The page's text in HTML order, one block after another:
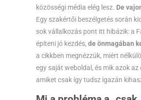
közösségi média elég lesz. De
Egy szakértői beszélgetés során
sok vállalkozás pont itt hibázik: a
építeni jó kezdés, de önmagában
a cikkben megnézzük, miért
egy saját weboldal, és mik azok az
amiket csak így tudsz igazán